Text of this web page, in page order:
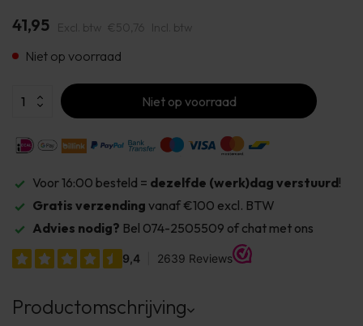
41,95 Excl. btw €50,76 Incl. btw
Niet op voorraad
Niet op voorraad
Voor 16:00 besteld = dezelfde (werk)dag verstuurd!
Gratis verzending vanaf €100 excl. BTW
Advies nodig? Bel 074-2505509 of chat met ons
Productomschrijving